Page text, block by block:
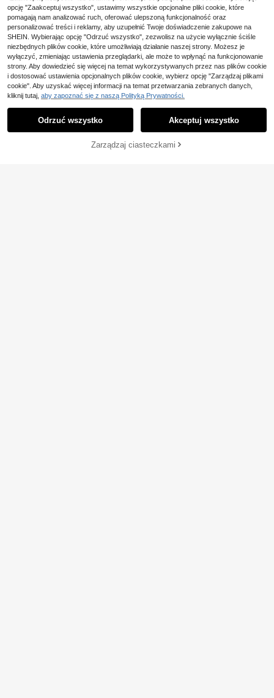
na i tajemnicza
DODAJ DO KOSZYKA
opcję "Zaakceptuj wszystko", ustawimy wszystkie opcjonalne pliki cookie, które
pomagają nam analizować ruch, oferować ulepszoną funkcjonalność oraz
personalizować treści i reklamy, aby uzupełnić Twoje doświadczenie zakupowe na
SHEIN. Wybierając opcję "Odrzuć wszystko", zezwolisz na użycie wyłącznie ściśle
niezbędnych plików cookie, które umożliwiają działanie naszej strony. Możesz je
wyłączyć, zmieniając ustawienia przeglądarki, ale może to wpłynąć na funkcjonowanie
strony. Aby dowiedzieć się więcej na temat wykorzystywanych przez nas plików cookie
i dostosować ustawienia opcjonalnych plików cookie, wybierz opcję "Zarządzaj plikami
cookie". Aby uzyskać więcej informacji na temat przetwarzania zebranych danych,
kliknij tutaj, aby zapoznać się z naszą Polityką Prywatności.
Odrzuć wszystko Akceptuj wszystko
Zarządzaj ciasteczkami